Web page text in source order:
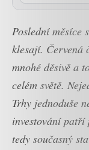
Poslední měsíce
klesají. Červená
mnohé děsivě a
celém světě.
Trhy jednoduše
investování patří
tedy současný